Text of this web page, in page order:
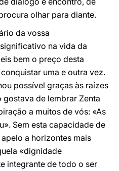
olhar para diante.
da vossa
na vida da
bem o preço desta
uma e outra vez.
possível graças às raízes
de lembrar Zenta
a muitos de vós: «As
Sem esta capacidade de
a horizontes mais
«dignidade
integrante de todo o ser